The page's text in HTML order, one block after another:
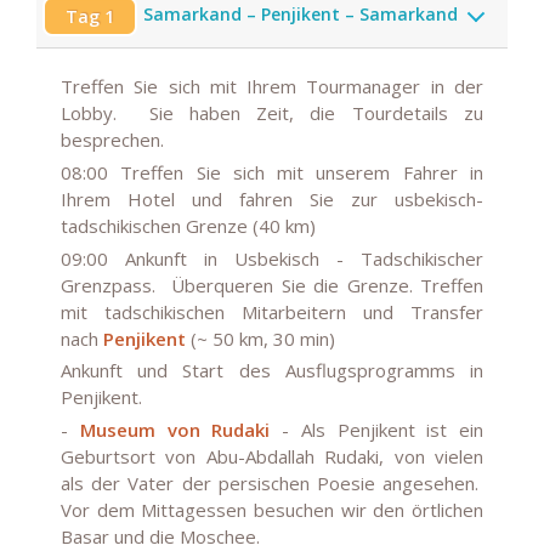
Tag 1 Samarkand – Penjikent – Samarkand
Treffen Sie sich mit Ihrem Tourmanager in der
Lobby. Sie haben Zeit, die Tourdetails zu
besprechen.
08:00 Treffen Sie sich mit unserem Fahrer in
Ihrem Hotel und fahren Sie zur usbekisch-
tadschikischen Grenze (40 km)
09:00 Ankunft in Usbekisch - Tadschikischer
Grenzpass. Überqueren Sie die Grenze. Treffen
mit tadschikischen Mitarbeitern und Transfer
nach Penjikent (~ 50 km, 30 min)
Ankunft und Start des Ausflugsprogramms in
Penjikent.
- Museum von Rudaki - Als Penjikent ist ein
Geburtsort von Abu-Abdallah Rudaki, von vielen
als der Vater der persischen Poesie angesehen.
Vor dem Mittagessen besuchen wir den örtlichen
Basar und die Moschee.